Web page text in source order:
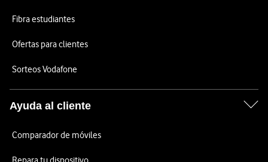
Fibra estudiantes
Ofertas para clientes
Sorteos Vodafone
Ayuda al cliente
Comparador de móviles